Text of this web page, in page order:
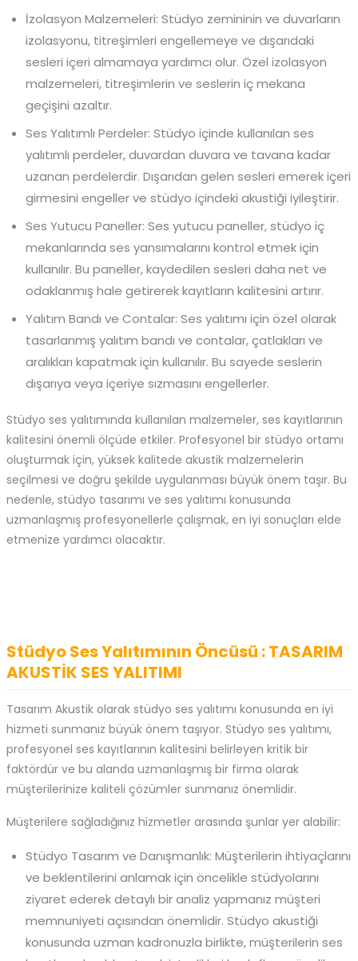
İzolasyon Malzemeleri: Stüdyo zemininin ve duvarların
izolasyonu, titreşimleri engellemeye ve dışarıdaki
sesleri içeri almamaya yardımcı olur. Özel izolasyon
malzemeleri, titreşimlerin ve seslerin iç mekana
geçişini azaltır.
Ses Yalıtımlı Perdeler: Stüdyo içinde kullanılan ses
yalıtımlı perdeler, duvardan duvara ve tavana kadar
uzanan perdelerdir. Dışarıdan gelen sesleri emerek içeri
girmesini engeller ve stüdyo içindeki akustiği iyileştirir.
Ses Yutucu Paneller: Ses yutucu paneller, stüdyo iç
mekanlarında ses yansımalarını kontrol etmek için
kullanılır. Bu paneller, kaydedilen sesleri daha net ve
odaklanmış hale getirerek kayıtların kalitesini artırır.
Yalıtım Bandı ve Contalar: Ses yalıtımı için özel olarak
tasarlanmış yalıtım bandı ve contalar, çatlakları ve
aralıkları kapatmak için kullanılır. Bu sayede seslerin
dışarıya veya içeriye sızmasını engellerler.
Stüdyo ses yalıtımında kullanılan malzemeler, ses kayıtlarının
kalitesini önemli ölçüde etkiler. Profesyonel bir stüdyo ortamı
oluşturmak için, yüksek kalitede akustik malzemelerin
seçilmesi ve doğru şekilde uygulanması büyük önem taşır. Bu
nedenle, stüdyo tasarımı ve ses yalıtımı konusunda
uzmanlaşmış profesyonellerle çalışmak, en iyi sonuçları elde
etmenize yardımcı olacaktır.
Stüdyo Ses Yalıtımının Öncüsü : TASARIM
AKUSTİK SES YALITIMI
Tasarım Akustik olarak stüdyo ses yalıtımı konusunda en iyi
hizmeti sunmanız büyük önem taşıyor. Stüdyo ses yalıtımı,
profesyonel ses kayıtlarının kalitesini belirleyen kritik bir
faktördür ve bu alanda uzmanlaşmış bir firma olarak
müşterilerinize kaliteli çözümler sunmanız önemlidir.
Müşterilere sağladığınız hizmetler arasında şunlar yer alabilir:
Stüdyo Tasarım ve Danışmanlık: Müşterilerin ihtiyaçlarını
ve beklentilerini anlamak için öncelikle stüdyolarını
ziyaret ederek detaylı bir analiz yapmanız müşteri
memnuniyeti açısından önemlidir. Stüdyo akustiği
konusunda uzman kadronuzla birlikte, müşterilerin ses